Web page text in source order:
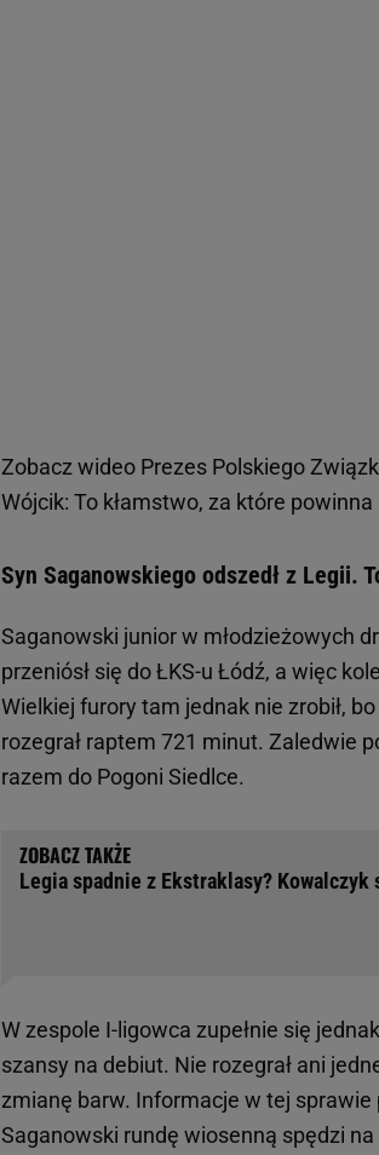
Zobacz wideo Prezes Polskiego
Wójcik: To kłamstwo, za które
Syn Saganowskiego odszedł z Legii.
Saganowski junior w młodzieżowych
przeniósł się do ŁKS-u Łódź, a więc
Wielkiej furory tam jednak nie zrobił,
rozegrał raptem 721 minut. Zaledwie
razem do Pogoni Siedlce.
Legia spadnie z Ekstraklasy? Kowalczyk
W zespole I-ligowca zupełnie się
szansy na debiut. Nie rozegrał ani
zmianę barw. Informacje w tej sprawie
Saganowski rundę wiosenną spędzi